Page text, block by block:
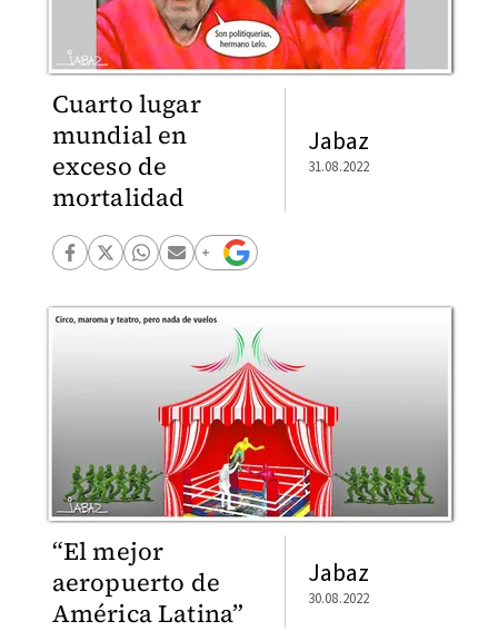
Cuarto lugar
mundial en
exceso de
mortalidad
Jabaz
31.08.2022
“El mejor
aeropuerto de
América Latina”
Jabaz
30.08.2022